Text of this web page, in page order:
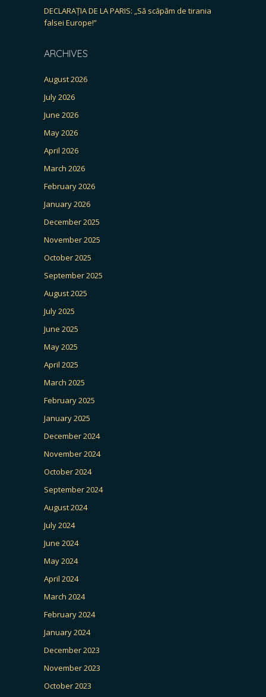
DECLARAȚIA DE LA PARIS: „Să scăpăm de tirania
falsei Europe!”
ARCHIVES
August 2026
July 2026
June 2026
May 2026
April 2026
March 2026
February 2026
January 2026
December 2025
November 2025
October 2025
September 2025
August 2025
July 2025
June 2025
May 2025
April 2025
March 2025
February 2025
January 2025
December 2024
November 2024
October 2024
September 2024
August 2024
July 2024
June 2024
May 2024
April 2024
March 2024
February 2024
January 2024
December 2023
November 2023
October 2023